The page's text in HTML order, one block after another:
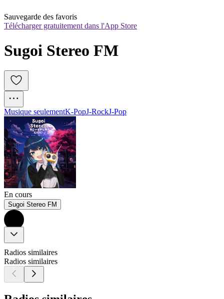
Sauvegarde des favoris
Télécharger gratuitement dans l'App Store
Sugoi Stereo FM
Musique seulementK-PopJ-RockJ-Pop
En cours
Sugoi Stereo FM
Radios similaires
Radios similaires